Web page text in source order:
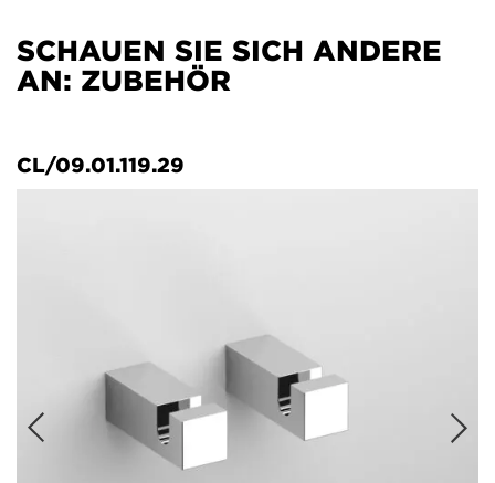
SCHAUEN SIE SICH ANDERE
AN: ZUBEHÖR
CL/09.01.119.29